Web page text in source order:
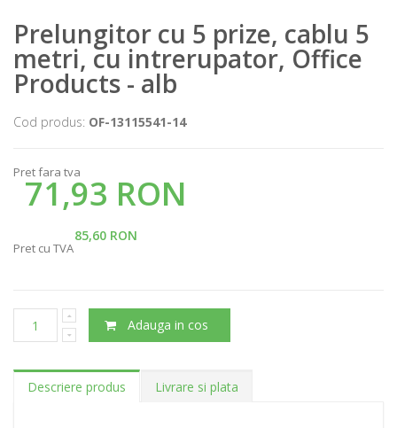
Prelungitor cu 5 prize, cablu 5
metri, cu intrerupator, Office
Products - alb
Cod produs: OF-13115541-14
Pret fara tva
71,93 RON
85,60 RON
Pret cu TVA
Adauga in cos
Descriere produs Livrare si plata